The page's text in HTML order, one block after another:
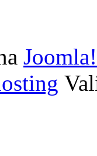
Joomla!